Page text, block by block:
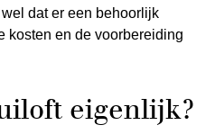
dat er een behoorlijk
kosten en de voorbereiding
eigenlijk?